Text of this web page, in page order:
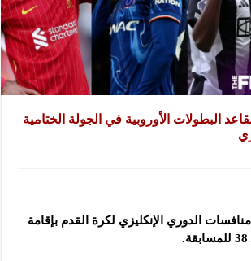
البطولات الأوروبية في الجولة الختامية
منافسات الدوري الإنكليزي لكرة القدم بإقامة